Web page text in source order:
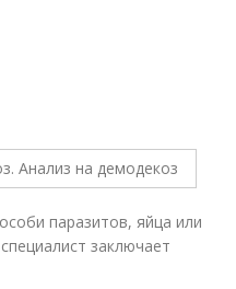
паразитов, яйца или
заключает